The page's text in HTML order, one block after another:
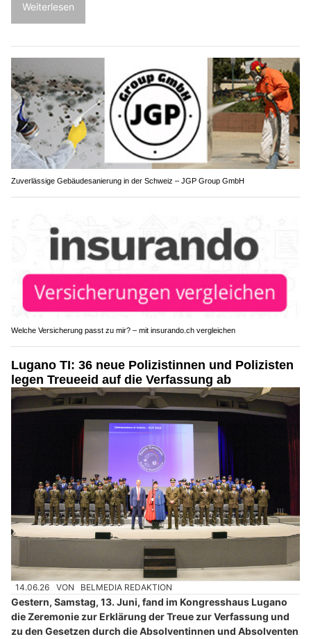
Weiterlesen
Zuverlässige Gebäudesanierung in der Schweiz – JGP Group GmbH
Welche Versicherung passt zu mir? – mit insurando.ch vergleichen
Lugano TI: 36 neue Polizistinnen und Polizisten
legen Treueeid auf die Verfassung ab
14.06.26 VON BELMEDIA REDAKTION
Gestern, Samstag, 13. Juni, fand im Kongresshaus Lugano
die Zeremonie zur Erklärung der Treue zur Verfassung und
zu den Gesetzen durch die Absolventinnen und Absolventen